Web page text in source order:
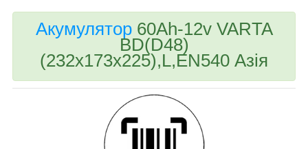
Акумулятор60Ah-12v VARTA
BD(D48)
(232х173х225),L,EN540 Азія